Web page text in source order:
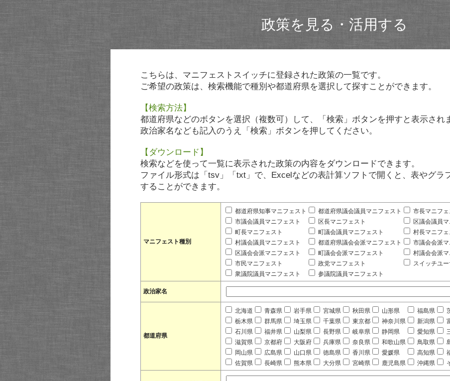
政策を見る・活用する
こちらは、マニフェストスイッチに登録された政策の一覧です。
ご希望の政策は、検索機能で種別や都道府県を選択して探すことができます。
【検索方法】
都道府県などのボタンを選択（複数可）して、「検索」ボタンを押すと表示され
政治家名なども記入のうえ「検索」ボタンを押してください。
【ダウンロード】
検索などを使って一覧に表示された政策の内容をダウンロードできます。
ファイル形式は「tsv」「txt」で、Excelなどの表計算ソフトで開くと、表やグラ
することができます。
マニフェスト種別
都道府県知事マニフェスト 都道府県議会議員マニフェスト
市長マニフェ
市議会議員マニフェスト
区長マニフェスト
区議会議員
町長マニフェスト
町議会議員マニフェスト
村長マニフェ
村議会議員マニフェスト
都道府県議会会派マニフェスト
市議会会派マ
区議会会派マニフェスト
町議会会派マニフェスト
村議会会派マ
市民マニフェスト
政党マニフェスト
スイッチユ
衆議院議員マニフェスト
参議院議員マニフェスト
政治家名
都道府県
北海道 青森県 岩手県 宮城県 秋田県 山形県 福島県
栃木県
群馬県 埼玉県 千葉県 東京都 神奈川県 新潟県
石川県
福井県 山梨県 長野県 岐阜県 静岡県 愛知県
滋賀県
京都府 大阪府 兵庫県 奈良県 和歌山県 鳥取県
岡山県
広島県 山口県 徳島県 香川県 愛媛県 高知県
佐賀県
長崎県 熊本県 大分県 宮崎県 鹿児島県 沖縄県